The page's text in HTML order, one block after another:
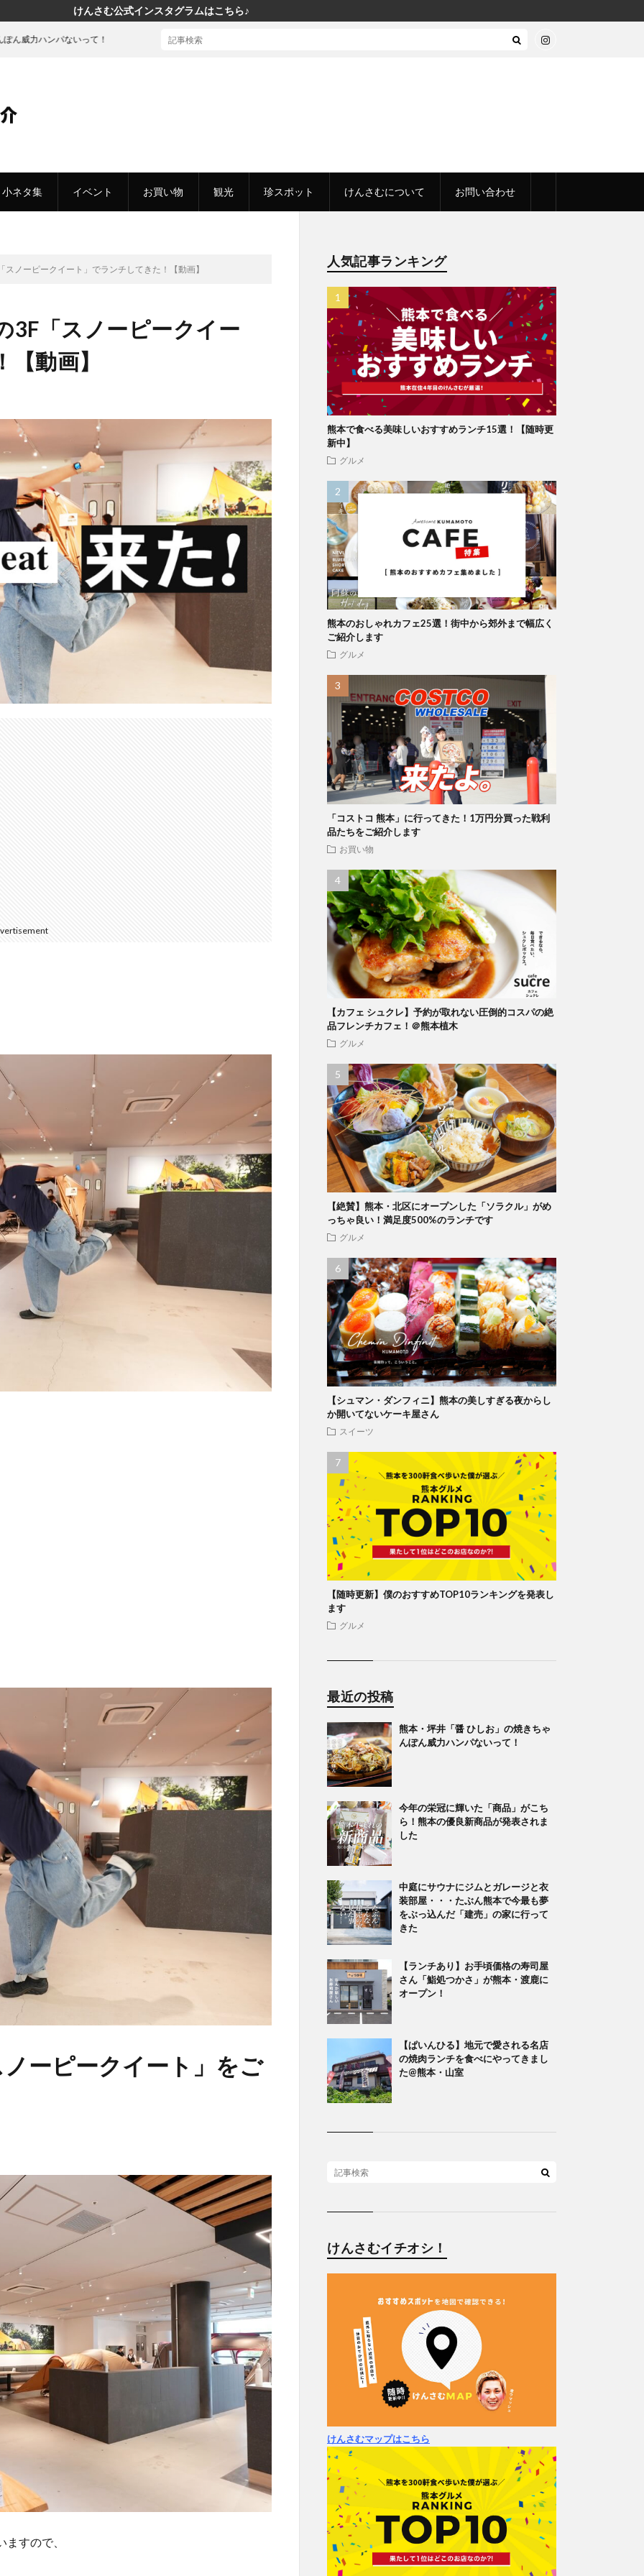
けんさむ公式インスタグラムはこちら♪
小ネタ集 イベント お買い物 観光 珍スポット けんさむについて お問い合わせ
ないって！
ノーピークイート」でランチしてきた！【動画】
3F「スノーピークイー
動画】
ーピークイート」をご
すので、
人気記事ランキング
熊本で食べる美味しいおすすめランチ15選！【随時更
新中】
グルメ
熊本のおしゃれカフェ25選！街中から郊外まで幅広く
ご紹介します
グルメ
「コストコ 熊本」に行ってきた！1万円分買った戦利
品たちをご紹介します
お買い物
【カフェ シュクレ】予約が取れない圧倒的コスパの絶
品フレンチカフェ！＠熊本植木
グルメ
【絶賛】熊本・北区にオープンした「ソラクル」がめ
っちゃ良い！満足度500%のランチです
グルメ
【シュマン・ダンフィニ】熊本の美しすぎる夜からし
か開いてないケーキ屋さん
スイーツ
【随時更新】僕のおすすめTOP10ランキングを発表し
ます
グルメ
最近の投稿
熊本・坪井「醤 ひしお」の焼きちゃ
んぽん威力ハンパないって！
今年の栄冠に輝いた「商品」がこち
ら！熊本の優良新商品が発表されま
した
中庭にサウナにジムとガレージと衣
装部屋・・・たぶん熊本で今最も夢
をぶっ込んだ「建売」の家に行って
きた
【ランチあり】お手頃価格の寿司屋
さん「鮨処つかさ」が熊本・渡鹿に
オープン！
【ぱいんひる】地元で愛される名店
の焼肉ランチを食べにやってきまし
た@熊本・山室
けんさむイチオシ！
けんさむマップはこちら